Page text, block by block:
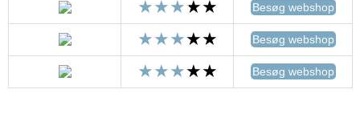
Besøg webshop
Besøg webshop
Besøg webshop